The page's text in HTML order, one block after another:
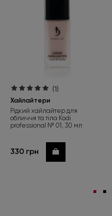
(1)
Хайлайтери
Рідкий хайлайтер для
обличчя та тіла Kodi
professional № 01, 30 мл
330 грн Купити